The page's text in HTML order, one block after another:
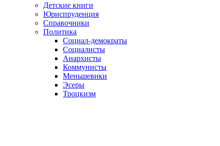
Детские книги
Юриспруденция
Справочники
Политика
Социал-демократы
Социалисты
Анархисты
Коммунисты
Меньшевики
Эсеры
Троцкизм